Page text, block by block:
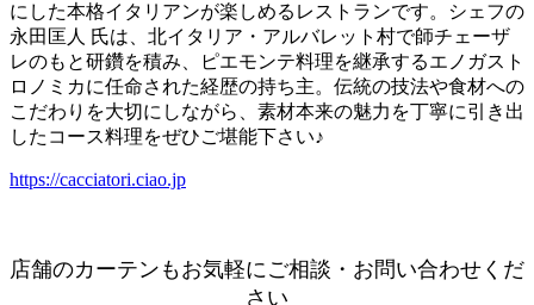
にした本格イタリアンが楽しめるレストランです。シェフの
永田匡人 氏は、北イタリア・アルバレット村で師チェーザ
レのもと研鑽を積み、ピエモンテ料理を継承するエノガスト
ロノミカに任命された経歴の持ち主。伝統の技法や食材への
こだわりを大切にしながら、素材本来の魅力を丁寧に引き出
したコース料理をぜひご堪能下さい♪
https://cacciatori.ciao.jp
店舗のカーテンもお気軽にご相談・お問い合わせくだ
さい